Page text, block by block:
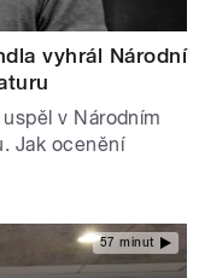
vyhrál Národní
v Národním
Jak ocenění
57 minut